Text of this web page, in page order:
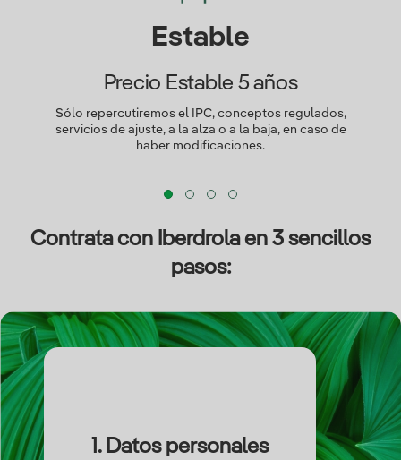
Estable
Precio Estable 5 años
Sólo repercutiremos el IPC, conceptos regulados,
servicios de ajuste, a la alza o a la baja, en caso de
haber modificaciones.
Contrata con Iberdrola en 3 sencillos
pasos:
1. Datos personales